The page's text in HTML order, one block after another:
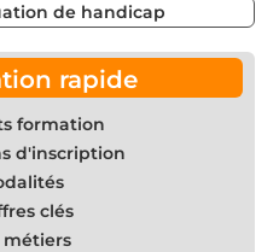
de handicap
rapide
formation
d'inscription
clés
métiers